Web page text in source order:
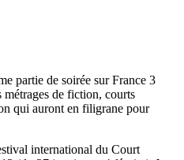
partie de soirée sur France 3
de fiction, courts
qui auront en filigrane pour
international du Court